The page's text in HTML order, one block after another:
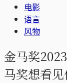
电影
语言
风物
金马奖
马奖想看